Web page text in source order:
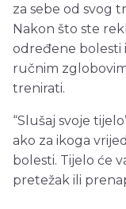
za sebe od svog
Nakon što ste
određene bolesti
ručnim
trenirati.
“Slušaj svoje
ako za ikoga
bolesti. Tijelo će
pretežak ili